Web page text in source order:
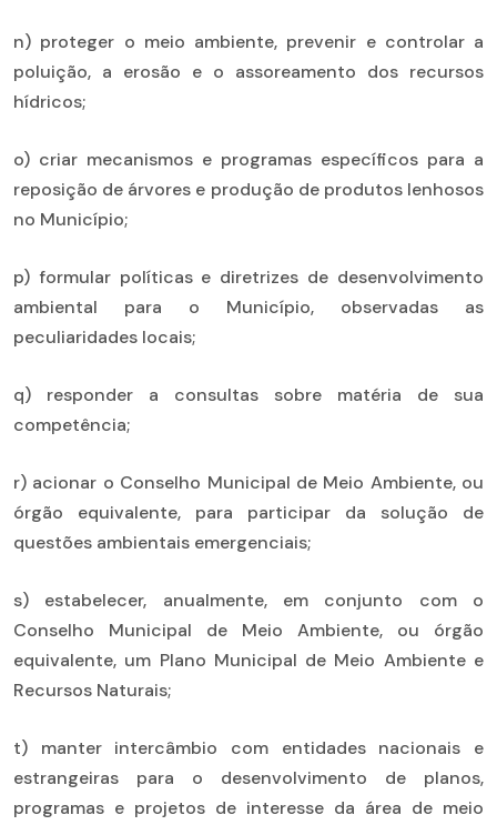
n) proteger o meio ambiente, prevenir e controlar a
poluição, a erosão e o assoreamento dos recursos
hídricos;
o) criar mecanismos e programas específicos para a
reposição de árvores e produção de produtos lenhosos
no Município;
p) formular políticas e diretrizes de desenvolvimento
ambiental para o Município, observadas as
peculiaridades locais;
q) responder a consultas sobre matéria de sua
competência;
r) acionar o Conselho Municipal de Meio Ambiente, ou
órgão equivalente, para participar da solução de
questões ambientais emergenciais;
s) estabelecer, anualmente, em conjunto com o
Conselho Municipal de Meio Ambiente, ou órgão
equivalente, um Plano Municipal de Meio Ambiente e
Recursos Naturais;
t) manter intercâmbio com entidades nacionais e
estrangeiras para o desenvolvimento de planos,
programas e projetos de interesse da área de meio